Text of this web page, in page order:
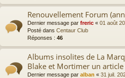
Renouvellement Forum
Dernier message par freric « 01 août
Posté dans Centaur Club
Réponses : 46
Albums insolites de La
Blake et Mortimer un
Dernier message par alban « 31 juil.